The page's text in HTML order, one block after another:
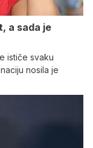
a sada je
ističe svaku
nosila je